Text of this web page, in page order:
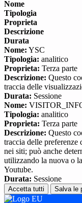
Nome
Tipologia
Proprieta
Descrizione
Durata
Nome: YSC
Tipologia: analitico
Proprieta: Terza parte
Descrizione: Questo
traccia delle
Durata: Sessione
Nome:
Tipologia: analitico
Proprieta: Terza parte
Descrizione: Questo
traccia delle
nei siti; può anche
utilizzando la nuova o
Youtube.
Durata: Sessione
Accetta tutti Salva le